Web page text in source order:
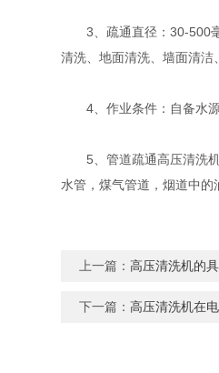
3、疏通直径：30-500毫
清洗、地面清洗、墙面清洁
4、作业条件：自备水源
5、管道疏通高压清洗机
水管，煤气管道，烟道中的
上一篇：高压清洗机的
下一篇：高压清洗机在